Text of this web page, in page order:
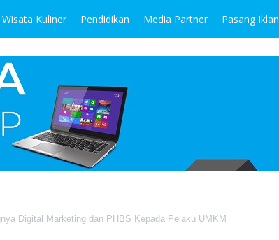
Wisata Kuliner Pendidikan Media Partner Pasang Iklan
Digital Marketing dan PHBS Kepada Pelaku UMKM